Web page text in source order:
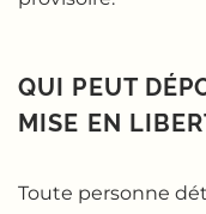
QUI PEUT
MISE EN
Toute personne